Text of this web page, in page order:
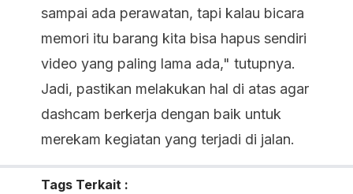
sampai ada perawatan, tapi kalau bicara
memori itu barang kita bisa hapus sendiri
video yang paling lama ada," tutupnya.
Jadi, pastikan melakukan hal di atas agar
dashcam berkerja dengan baik untuk
merekam kegiatan yang terjadi di jalan.
Tags Terkait :